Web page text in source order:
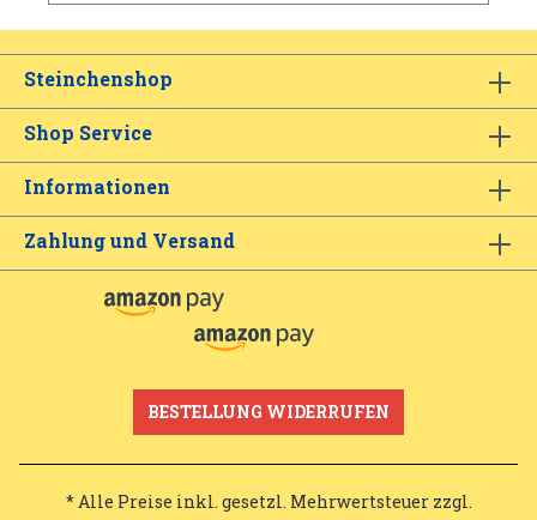
Steinchenshop
Shop Service
Informationen
Zahlung und Versand
BESTELLUNG WIDERRUFEN
* Alle Preise inkl. gesetzl. Mehrwertsteuer zzgl.